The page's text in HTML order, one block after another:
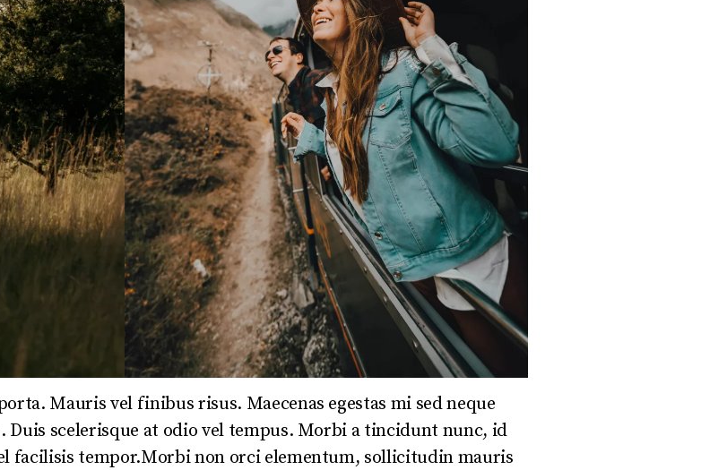
Mauris vel finibus risus. Maecenas egestas mi sed neque
scelerisque at odio vel tempus. Morbi a tincidunt nunc, id
facilisis tempor.Morbi non orci elementum, sollicitudin mauris